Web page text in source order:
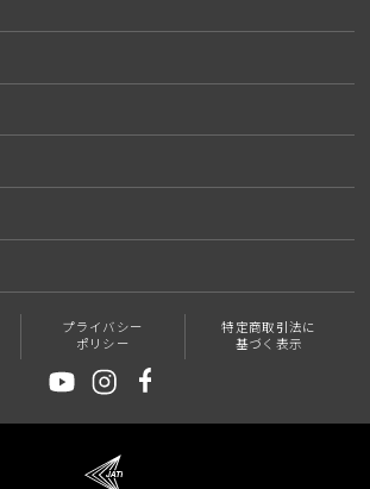
プライバシー
ポリシー
特定商取引法に
基づく表示